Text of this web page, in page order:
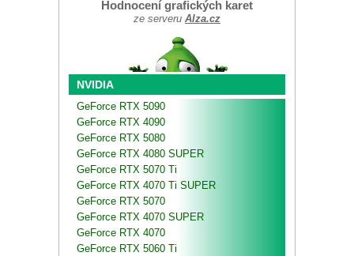
Hodnocení grafických karet
ze serveru Alza.cz
NVIDIA
GeForce RTX 5090
GeForce RTX 4090
GeForce RTX 5080
GeForce RTX 4080 SUPER
GeForce RTX 5070 Ti
GeForce RTX 4070 Ti SUPER
GeForce RTX 5070
GeForce RTX 4070 SUPER
GeForce RTX 4070
GeForce RTX 5060 Ti